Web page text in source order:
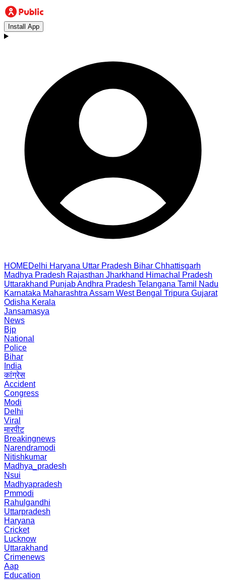
Install App
HOMEDelhi Haryana Uttar Pradesh Bihar Chhattisgarh
Madhya Pradesh Rajasthan Jharkhand Himachal Pradesh
Uttarakhand PunjabAndhra Pradesh Telangana Tamil Nadu
Karnataka Maharashtra Assam West Bengal Tripura Gujarat
Odisha Kerala
Jansamasya
News
Bjp
National
Police
Bihar
India
कांग्रेस
Accident
Congress
Modi
Delhi
Viral
मारपीट
Breakingnews
Narendramodi
Nitishkumar
Madhya_pradesh
Nsui
Madhyapradesh
Pmmodi
Rahulgandhi
Uttarpradesh
Haryana
Cricket
Lucknow
Uttarakhand
Crimenews
Aap
Education